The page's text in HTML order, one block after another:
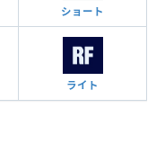
ショート
ライト